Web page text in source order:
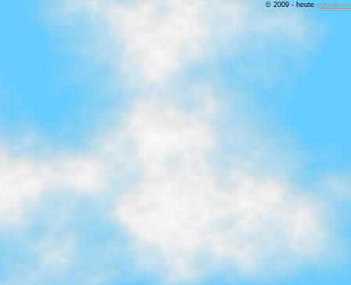
© 2009 - heute ostsee-